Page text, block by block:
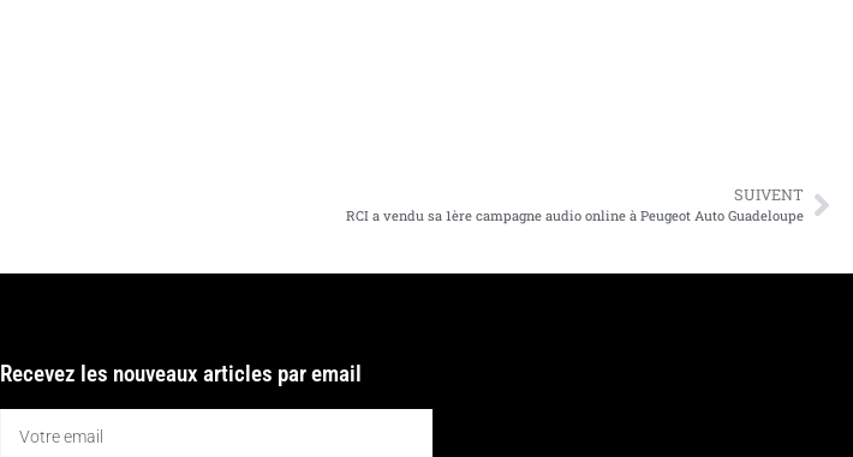
SUIVENT
RCI a vendu sa 1ère campagne audio online à Peugeot Auto Guadeloupe
Recevez les nouveaux articles par email